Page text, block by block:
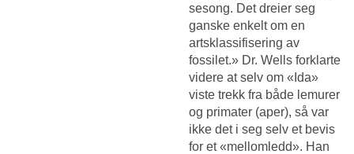
sesong. Det dreier seg
ganske enkelt om en
artsklassifisering av
fossilet.» Dr. Wells forklarte
videre at selv om «Ida»
viste trekk fra både lemurer
og primater (aper), så var
ikke det i seg selv et bevis
for et «mellomledd». Han